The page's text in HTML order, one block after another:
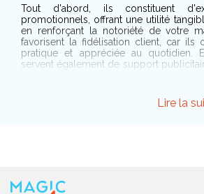
Lire la
Tout d'abord, ils constituent
promotionnels, offrant une utilité
en renforçant la notoriété de votre
favorisent la fidélisation client, car ils
pratique et appréciée au quotidien.
servent également de support
encourageant une démarche
individuels, pique-niques en famille,